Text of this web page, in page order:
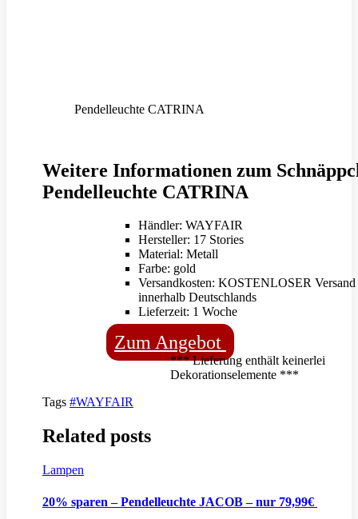
Pendelleuchte CATRINA
Weitere Informationen zum
Pendelleuchte CATRINA
Händler: WAYFAIR
Hersteller: 17 Stories
Material: Metall
Farbe: gold
Versandkosten: KOSTENLOSER Versand
innerhalb Deutschlands
Lieferzeit: 1 Woche
Zum Angebot
*** Lieferung enthält keinerlei
Dekorationselemente ***
Tags #WAYFAIR
Related posts
Lampen
20% sparen – Pendelleuchte JACOB – nur 79,99€